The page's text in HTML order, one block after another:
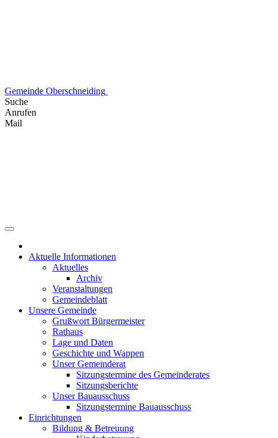
Gemeinde Oberschneiding
Suche
Anrufen
Mail
Aktuelle Informationen
Aktuelles
Archiv
Veranstaltungen
Gemeindeblatt
Unsere Gemeinde
Grußwort Bürgermeister
Rathaus
Lage und Daten
Geschichte und Wappen
Unser Gemeinderat
Sitzungstermine des Gemeinderates
Sitzungsberichte
Unser Bauausschuss
Sitzungstermine Bauausschuss
Einrichtungen
Bildung & Betreuung